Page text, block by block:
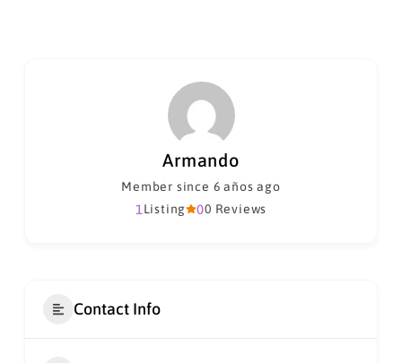
Armando
Member since 6 años ago
00 Reviews
1Listing
Contact Info